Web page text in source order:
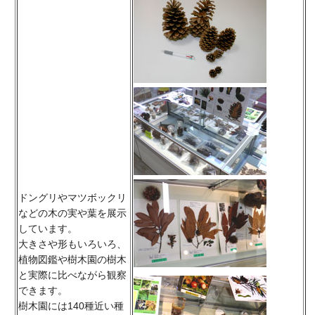
ドングリやマツボックリ
などの木の実や葉を展示
しています。
大きさや形もいろいろ、
植物図鑑や樹木園の樹木
と実際に比べながら観察
できます。
樹木園には140種近い種